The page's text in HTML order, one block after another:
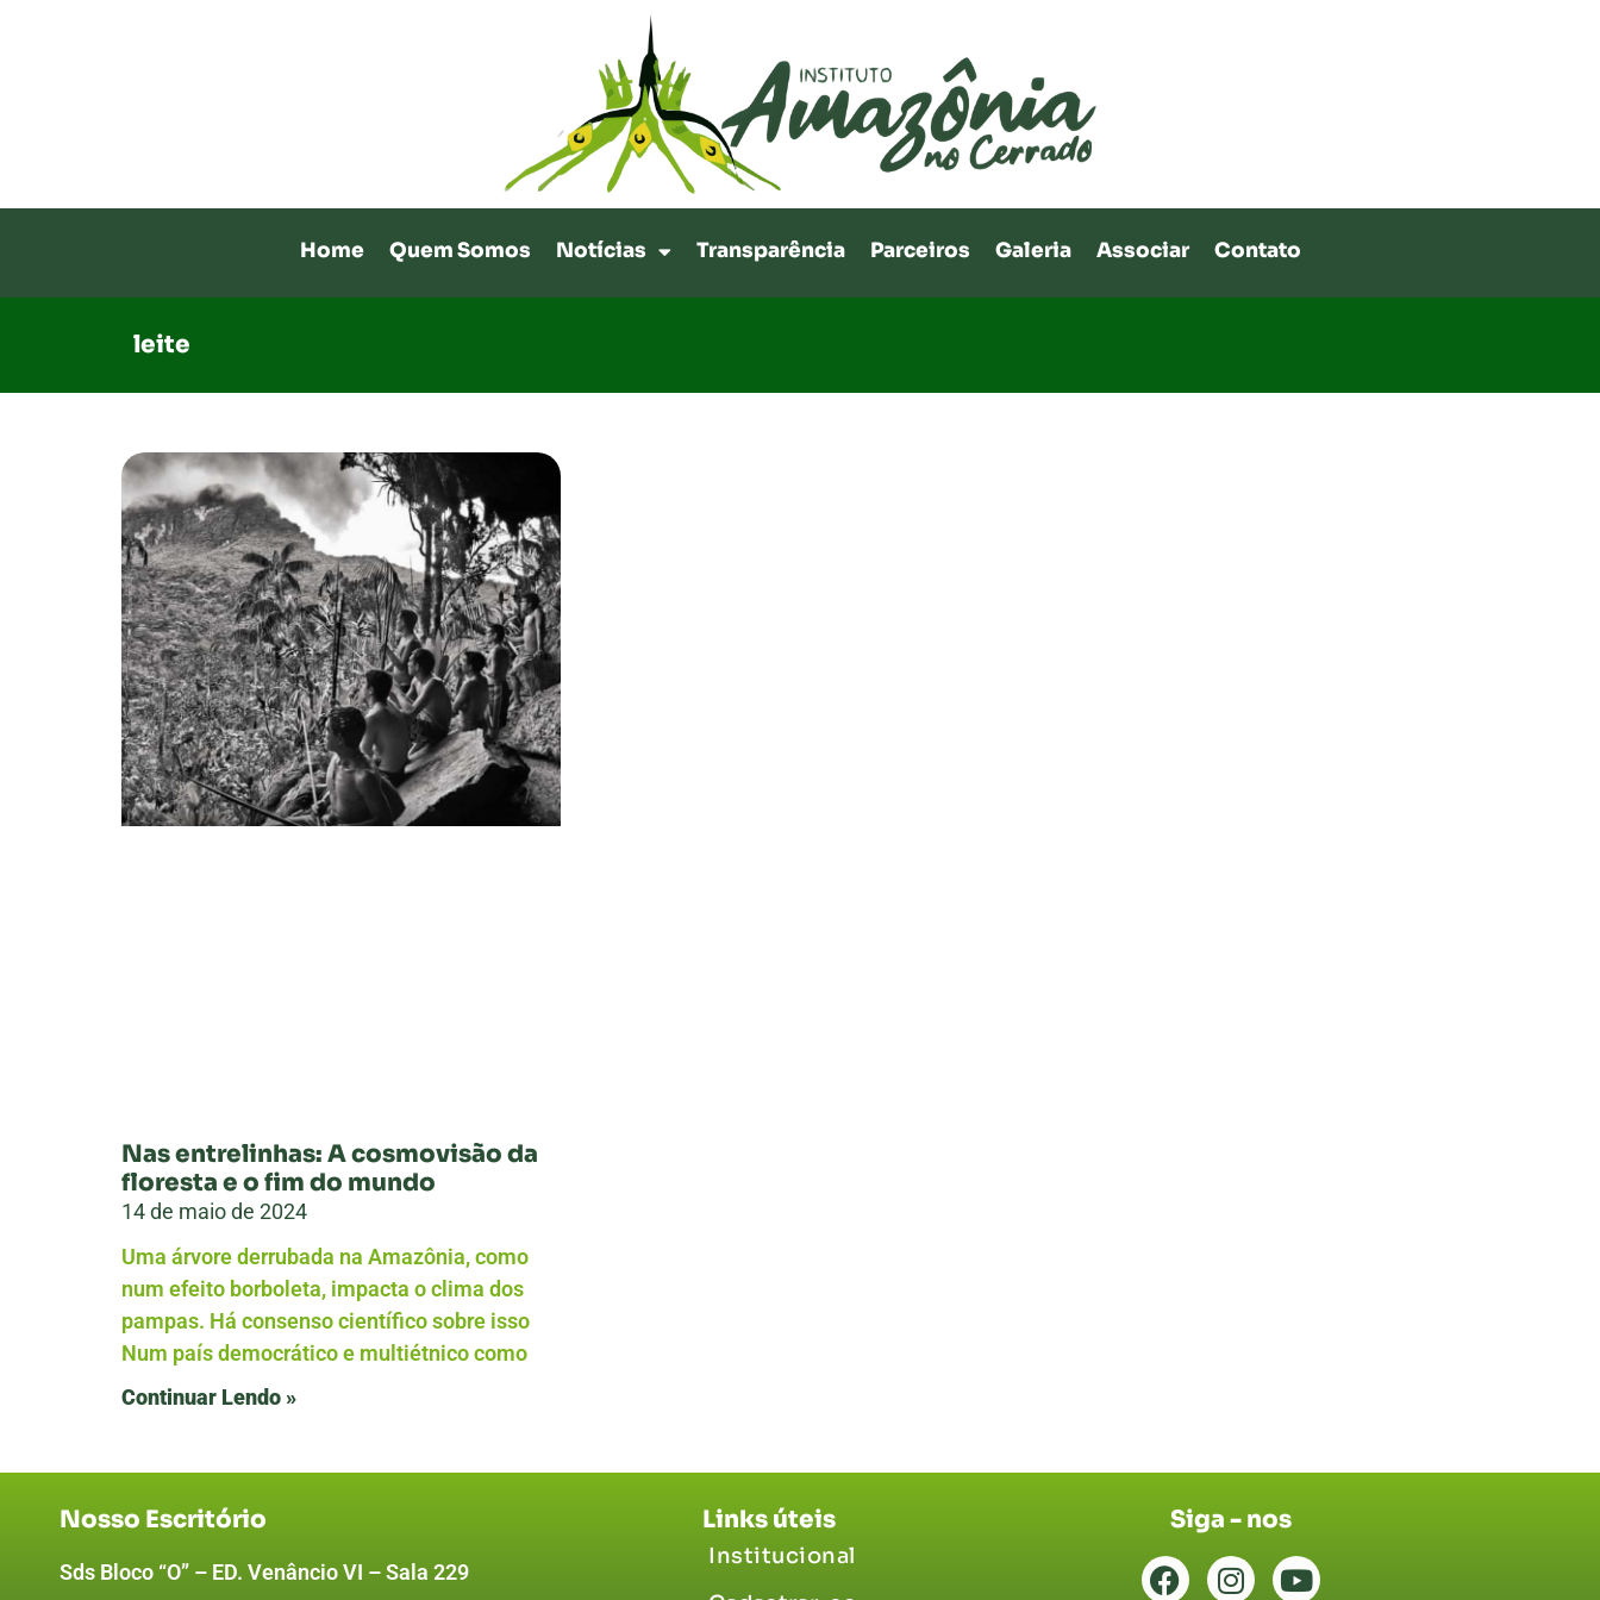
Home Quem Somos Notícias Transparência Parceiros Galeria Associar Contato
leite
Nas entrelinhas: A cosmovisão da
floresta e o fim do mundo
14 de maio de 2024
Uma árvore derrubada na Amazônia, como
num efeito borboleta, impacta o clima dos
pampas. Há consenso científico sobre isso
Num país democrático e multiétnico como
Continuar Lendo »
Nosso Escritório
Sds Bloco “O” – ED. Venâncio VI – Sala 229
Links úteis
Institucional
Siga - nos